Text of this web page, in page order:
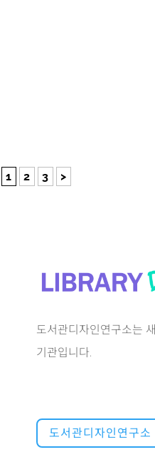
1 2 3 >
도서관디자인연구소는
기관입니다.
도서관디자인연구소